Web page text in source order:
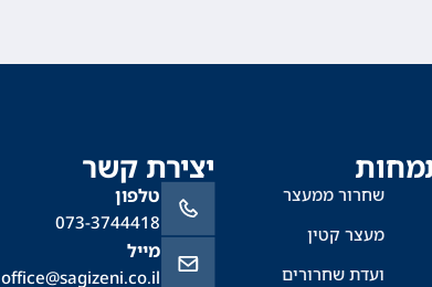
שחרור ממעצר
מעצר קטין
ועדת שחרורים
יצירת קשר
טלפון
073-3744418
מייל
office@sagizeni.co.il